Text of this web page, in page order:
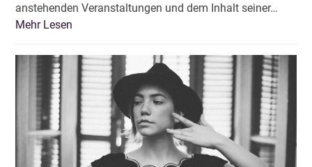
anstehenden Veranstaltungen und dem Inhalt seiner…
Mehr Lesen